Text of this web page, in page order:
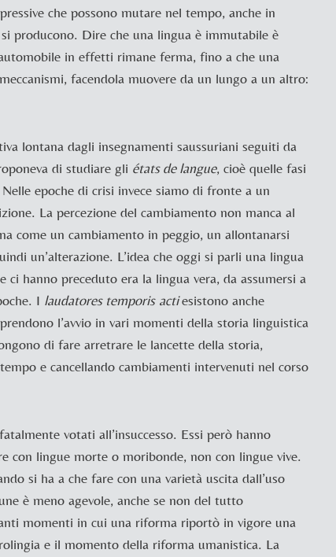
che possono mutare nel tempo, anche in
producono. Dire che una lingua è immutabile è
in effetti rimane ferma, fino a che una
facendola muovere da un lungo a un altro:
lontana dagli insegnamenti saussuriani seguiti da
di studiare gli états de langue, cioè quelle fasi
epoche di crisi invece siamo di fronte a un
La percezione del cambiamento non manca al
come un cambiamento in peggio, un allontanarsi
un’alterazione. L’idea che oggi si parli una lingua
hanno preceduto era la lingua vera, da assumersi a
I laudatores temporis actiesistono anche
l’avvio in vari momenti della storia linguistica
di fare arretrare le lancette della storia,
e cancellando cambiamenti intervenuti nel corso
votati all’insuccesso. Essi però hanno
con lingue morte o moribonde, non con lingue vive.
si ha a che fare con una varietà uscita dall’uso
è meno agevole, anche se non del tutto
momenti in cui una riforma riportò in vigore una
e il momento della riforma umanistica. La